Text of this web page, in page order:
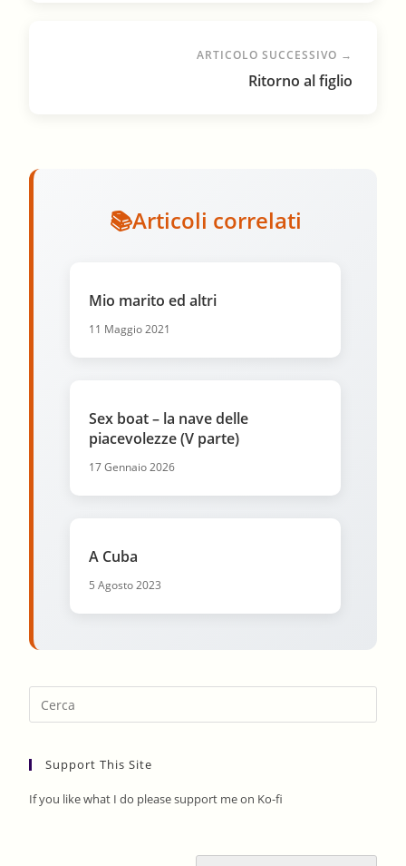
ARTICOLO SUCCESSIVO →
Ritorno al figlio
Articoli correlati
Mio marito ed altri
11 Maggio 2021
Sex boat – la nave delle
piacevolezze (V parte)
17 Gennaio 2026
A Cuba
5 Agosto 2023
Support This Site
If you like what I do please support me on Ko-fi